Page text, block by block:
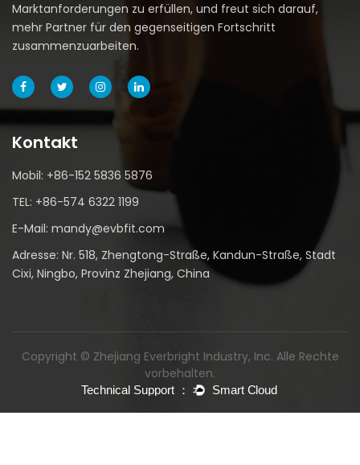
Marktanforderungen zu erfüllen, und freut sich darauf,
mehr Partner für den gegenseitigen Fortschritt
zusammenzuarbeiten.
Kontakt
Mobil: +86-152 5836 5876
TEL: +86-574 6322 1199
E-Mail: mandy@evbfit.com
Adresse: Nr. 518, Zhengtong-Straße, Kandun-Straße, Stadt
Cixi, Ningbo, Provinz Zhejiang, China
Copyright © Zhejiang Everbright Industry, Inc. Alle Rechte
vorbehalten.